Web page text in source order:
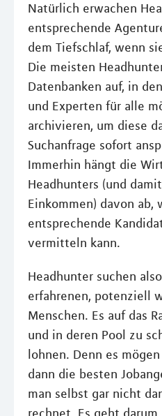
Natürlich erwachen
entsprechende
dem Tiefschlaf, wenn
Die meisten
Datenbanken auf, in
und Experten für alle
archivieren, um diese
Suchanfrage sofort
Immerhin hängt die
Headhunters (und
Einkommen) davon ab,
entsprechende
vermitteln kann.
Headhunter suchen
erfahrenen, potenziell
Menschen. Es auf das
und in deren Pool zu
lohnen. Denn es
dann die besten
man selbst gar nicht